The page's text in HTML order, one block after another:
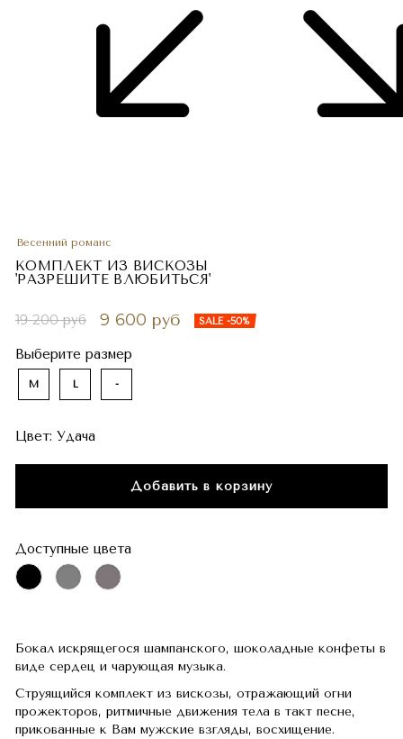
Весенний романс
КОМПЛЕКТ ИЗ ВИСКОЗЫ
'РАЗРЕШИТЕ ВЛЮБИТЬСЯ'
19 200 руб 9 600 руб SALE -50%
Выберите размер
M L -
Цвет: Удача
Добавить в корзину
Доступные цвета
Бокал искрящегося шампанского, шоколадные конфеты в
виде сердец и чарующая музыка.
Струящийся комплект из вискозы, отражающий огни
прожекторов, ритмичные движения тела в такт песне,
прикованные к Вам мужские взгляды, восхищение.